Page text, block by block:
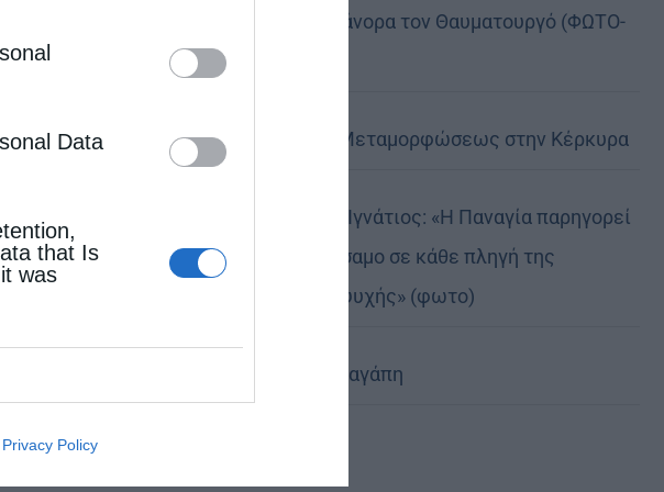
Data
that Is
was
Privacy Policy
να
ομόφυλα
την αναδοχή
Όπως είπε, η
της, Άγιο Νικάνορα τον Θαυματουργό (ΦΩΤΟ-
ΒΙΝΤΕΟ)
Η Εορτή της Μεταμορφώσεως στην Κέρκυρα
Δημητριάδος Ιγνάτιος: «Η Παναγία παρηγορεί
και δίνει βάλσαμο σε κάθε πληγή της
ανθρώπινης ψυχής» (φωτο)
Χριστοφόρος αγάπη